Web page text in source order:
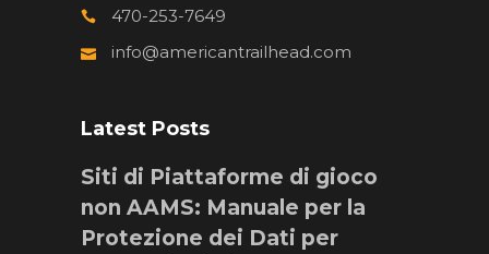
470-253-7649
info@americantrailhead.com
Latest Posts
Siti di Piattaforme di gioco
non AAMS: Manuale per la
Protezione dei Dati per